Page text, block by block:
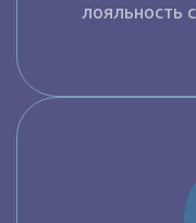
лояльность